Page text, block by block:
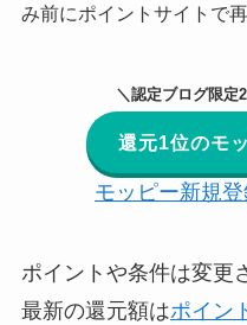
み前にポイントサイトで
＼認定ブログ限定
還元1位のモ
モッピー新規
ポイントや条件は変更
最新の還元額はポイン